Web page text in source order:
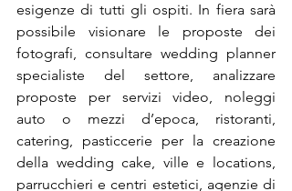
esigenze di tutti gli ospiti. In fiera sarà
possibile visionare le proposte dei
fotografi, consultare wedding planner
specialiste del settore, analizzare
proposte per servizi video, noleggi
auto o mezzi d’epoca, ristoranti,
catering, pasticcerie per la creazione
della wedding cake, ville e locations,
parrucchieri e centri estetici, agenzie di